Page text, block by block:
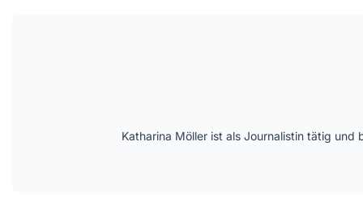
Katharina Möller ist als Journalistin tätig